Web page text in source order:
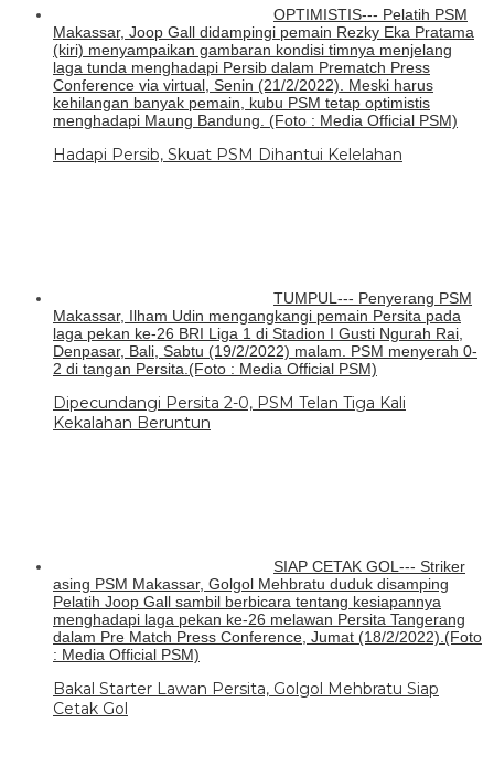
OPTIMISTIS--- Pelatih PSM
Makassar, Joop Gall didampingi pemain Rezky Eka Pratama
(kiri) menyampaikan gambaran kondisi timnya menjelang
laga tunda menghadapi Persib dalam Prematch Press
Conference via virtual, Senin (21/2/2022). Meski harus
kehilangan banyak pemain, kubu PSM tetap optimistis
menghadapi Maung Bandung. (Foto : Media Official PSM)
Hadapi Persib, Skuat PSM Dihantui Kelelahan
TUMPUL--- Penyerang PSM
Makassar, Ilham Udin mengangkangi pemain Persita pada
laga pekan ke-26 BRI Liga 1 di Stadion I Gusti Ngurah Rai,
Denpasar, Bali, Sabtu (19/2/2022) malam. PSM menyerah 0-
2 di tangan Persita.(Foto : Media Official PSM)
Dipecundangi Persita 2-0, PSM Telan Tiga Kali
Kekalahan Beruntun
SIAP CETAK GOL--- Striker
asing PSM Makassar, Golgol Mehbratu duduk disamping
Pelatih Joop Gall sambil berbicara tentang kesiapannya
menghadapi laga pekan ke-26 melawan Persita Tangerang
dalam Pre Match Press Conference, Jumat (18/2/2022).(Foto
: Media Official PSM)
Bakal Starter Lawan Persita, Golgol Mehbratu Siap
Cetak Gol